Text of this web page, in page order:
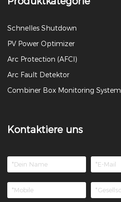
Schnelles Shutdown
PV Power Optimizer
Arc Protection (AFCI)
Arc Fault Detektor
Combiner Box Monitoring System
Kontaktiere uns